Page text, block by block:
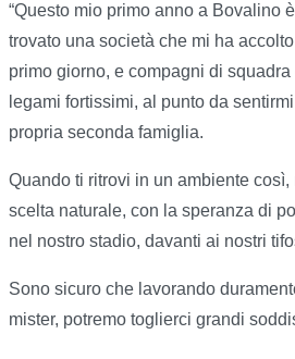
“Questo mio primo anno a Bovalino
trovato una società che mi ha
primo giorno, e compagni di
legami fortissimi, al punto da
propria seconda famiglia.
Quando ti ritrovi in un ambiente così,
scelta naturale, con la speranza di
nel nostro stadio, davanti ai nostri
Sono sicuro che lavorando
mister, potremo toglierci grandi